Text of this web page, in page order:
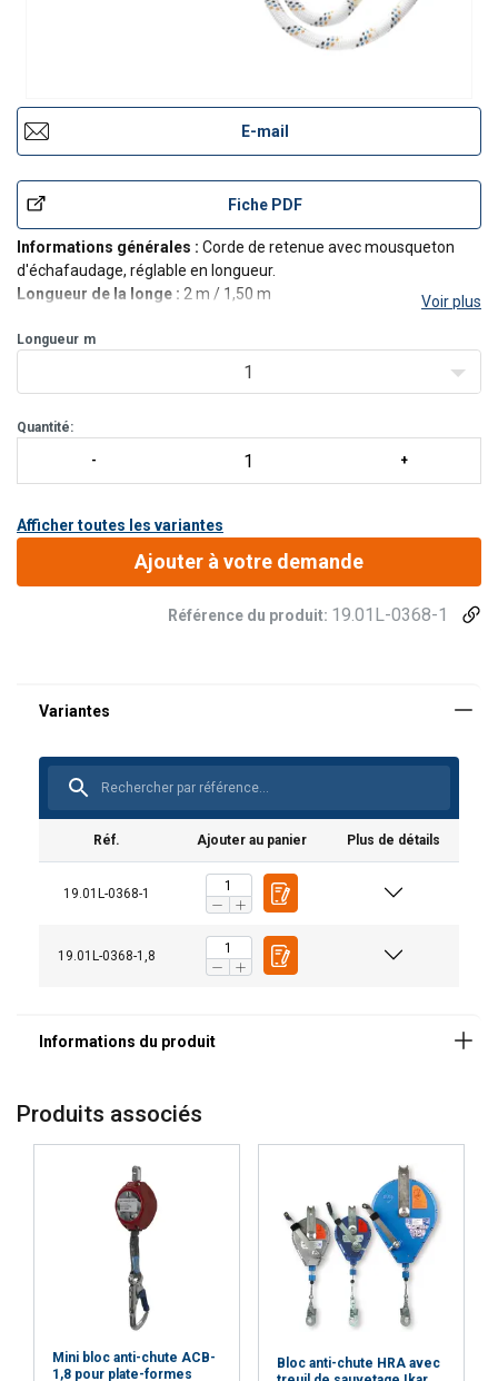
E-mail
Fiche PDF
Informations générales : Corde de retenue avec mousqueton
d'échafaudage, réglable en longueur.
Longueur de la longe : 2 m / 1,50 m
Type de longe :
Voir plus
Longueur m
1
Quantité:
Afficher toutes les variantes
Ajouter à votre demande
Référence du produit: 19.01L-0368-1
Réf. Ajouter au panier Plus de détails
19.01L-0368-1
19.01L-0368-1,8
Plage de température d'utilisation:
Produits associés
Mini bloc anti-chute ACB-
1,8 pour plate-formes
Bloc anti-chute HRA avec